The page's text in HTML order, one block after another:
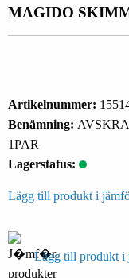
MAGIDO
Artikelnummer:
Benämning:
1PAR
Lagerstatus:
Lägg till produkt i
Lägg till produkt i